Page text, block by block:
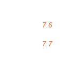
7.6
7.7